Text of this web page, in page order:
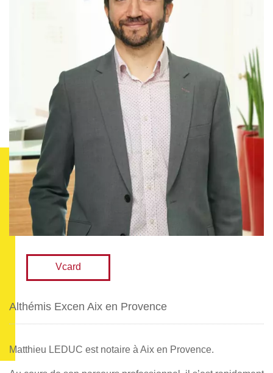
Vcard
Althémis Excen Aix en Provence
Matthieu LEDUC est notaire à Aix en Provence.